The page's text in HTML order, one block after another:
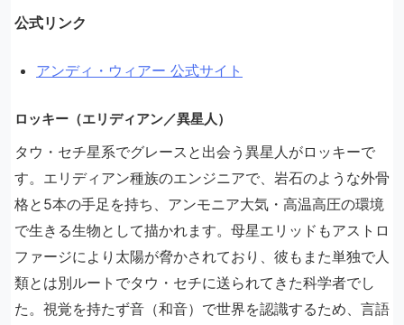
公式リンク
アンディ・ウィアー 公式サイト
ロッキー（エリディアン／異星人）
タウ・セチ星系でグレースと出会う異星人がロッキーで
す。エリディアン種族のエンジニアで、岩石のような外骨
格と5本の手足を持ち、アンモニア大気・高温高圧の環境
で生きる生物として描かれます。母星エリッドもアストロ
ファージにより太陽が脅かされており、彼もまた単独で人
類とは別ルートでタウ・セチに送られてきた科学者でし
た。視覚を持たず音（和音）で世界を認識するため、言語